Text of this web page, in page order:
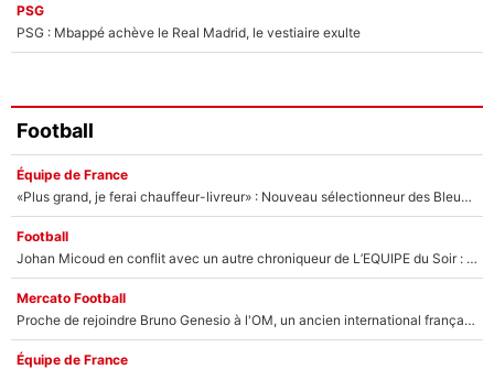
PSG
PSG : Mbappé achève le Real Madrid, le vestiaire exulte
Football
Équipe de France
«Plus grand, je ferai chauffeur-livreur» : Nouveau sélectionneur des Bleus, Zinédine Zidane s’était imaginé un avenir très différent lorsqu'il était enfant
Football
Johan Micoud en conflit avec un autre chroniqueur de L’EQUIPE du Soir : «Pendant un moment, je ne les ai pas remis ensemble dans l'émission»
Mercato Football
Proche de rejoindre Bruno Genesio à l'OM, un ancien international français va finalement débarquer... sur RMC !
Équipe de France